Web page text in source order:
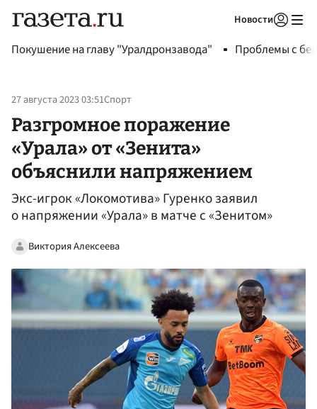
Новости
Покушение на главу "Уралдронзавода" Проблемы с
27 августа 2023 03:51Спорт
Разгромное поражение
«Урала» от «Зенита»
объяснили напряжением
Экс-игрок «Локомотива» Гуренко заявил
о напряжении «Урала» в матче с «Зенитом»
Виктория Алексеева